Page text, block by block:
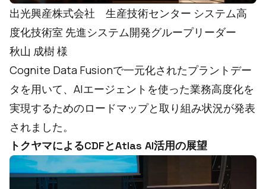
出光興産株式会社 生産技術センター システム高
度化技術室 先進システム開発グループリーダー
秋山 成樹 様
Cognite Data Fusionで一元化されたプラントデー
タを用いて、AIエージェントを使った業務高度化を
実現するためのロードマップと取り組み状況が発表
されました。
トクヤマによるCDFとAtlas AI活用の展望